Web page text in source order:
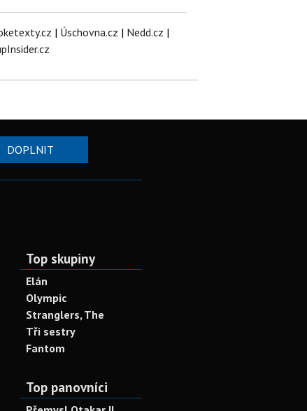
| Úschovna.cz | Nedd.cz |
DOPLNIT
Top skupiny
Elán
Olympic
Stranglers, The
Tři sestry
Fantom
Top panovníci